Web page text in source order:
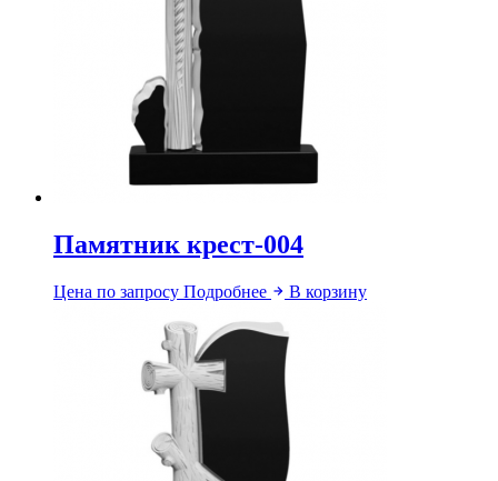
Памятник крест-004
Цена по запросу Подробнее В корзину